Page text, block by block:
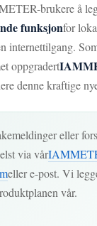
brukere å
funksjonfor
internettilgang.
oppgradert
denne kraftige
eller
via vår
eller e-post. Vi
vår.